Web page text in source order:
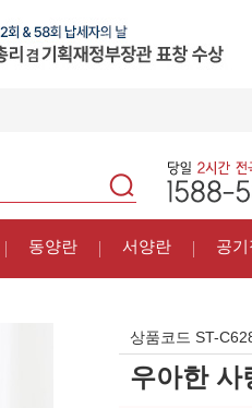
동양란 서양란 공
상품코드 ST-
우아한 사